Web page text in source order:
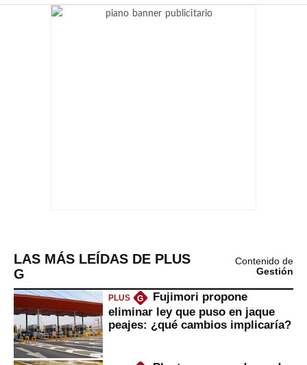
LAS MÁS LEÍDAS DE PLUS
G
Contenido de
Gestión
PLUS G
Fujimori propone
eliminar ley que puso en jaque
peajes: ¿qué cambios implicaría?